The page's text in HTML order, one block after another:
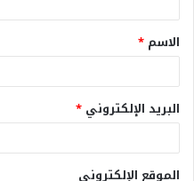
الاسم *
البريد الإلكتروني *
الموقع الإلكتروني